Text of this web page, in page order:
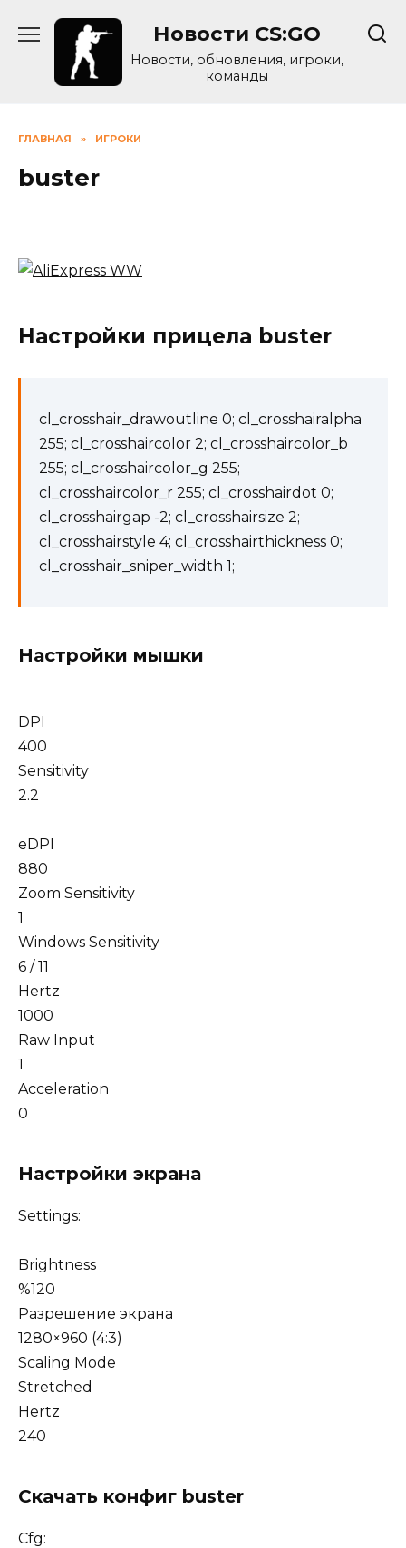
Новости CS:GO
Новости, обновления, игроки,
команды
ГЛАВНАЯ » ИГРОКИ
buster
Настройки прицела buster
cl_crosshair_drawoutline 0; cl_crosshairalpha
255; cl_crosshaircolor 2; cl_crosshaircolor_b
255; cl_crosshaircolor_g 255;
cl_crosshaircolor_r 255; cl_crosshairdot 0;
cl_crosshairgap -2; cl_crosshairsize 2;
cl_crosshairstyle 4; cl_crosshairthickness 0;
cl_crosshair_sniper_width 1;
Настройки мышки
DPI
400
Sensitivity
2.2
eDPI
880
Zoom Sensitivity
1
Windows Sensitivity
6 / 11
Hertz
1000
Raw Input
1
Acceleration
0
Настройки экрана
Settings:
Brightness
%120
Разрешение экрана
1280×960 (4:3)
Scaling Mode
Stretched
Hertz
240
Скачать конфиг buster
Cfg: